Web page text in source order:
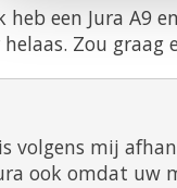
heb een Jura A9
Zou
volgens mij
ook omdat uw